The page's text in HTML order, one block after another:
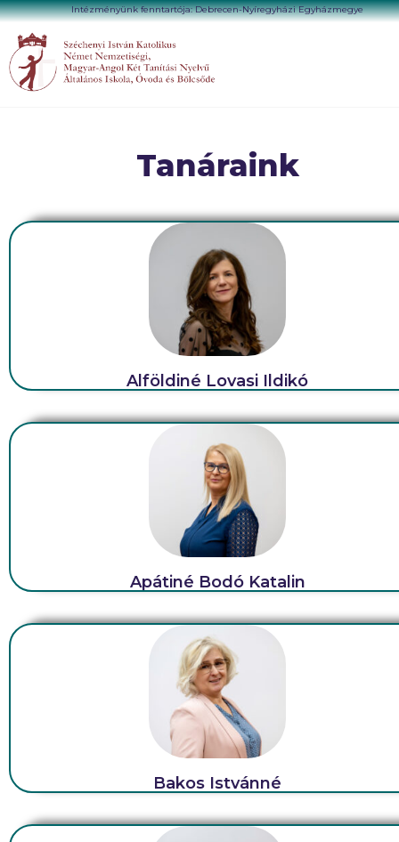
Intézményünk fenntartója: Debrecen-Nyíregyházi Egyházmegye
Tanáraink
Alföldiné Lovasi Ildikó
Apátiné Bodó Katalin
Bakos Istvánné